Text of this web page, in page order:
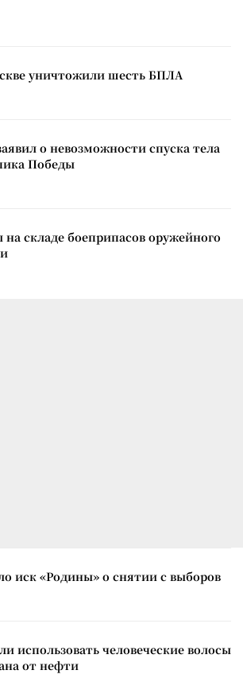
уничтожили шесть БПЛА
о невозможности спуска тела
Победы
складе боеприпасов оружейного
иск «Родины» о снятии с выборов
использовать человеческие волосы
от нефти